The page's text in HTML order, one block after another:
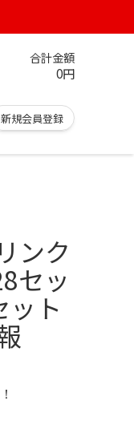
合計金額
0円
新規会員登録
ンク
セッ
ット